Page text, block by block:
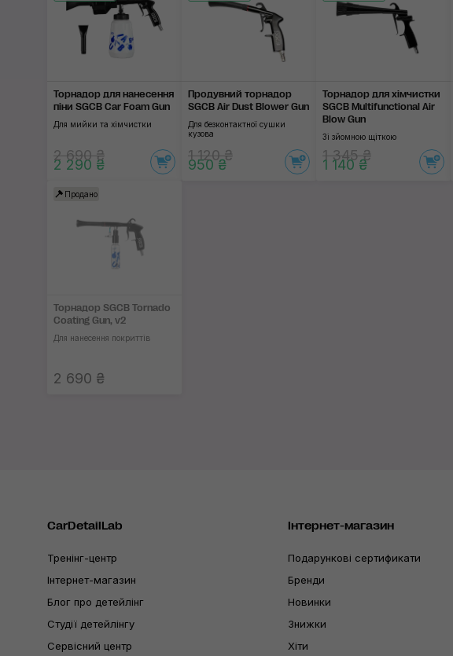
Торнадор для нане­сення
піни SGCB Car Foam Gun
Для мийки та хімчистки
2 690 ₴
2 290 ₴
Продувний торнадор
SGCB Air Dust Blower Gun
Для безконтактної сушки
кузова
1 120 ₴
950 ₴
Торнадор для хімчистки
SGCB Multifunctional Air
Blow Gun
Зі зйомною щіткою
1 345 ₴
1 140 ₴
Продано
Торнадор SGCB Tornado
Coating Gun, v2
Для нанесення покриттів
2 690 ₴
CarDetailLab
Тренінг-центр
Інтернет-магазин
Блог про детейлінг
Студії детейлінгу
Сервісний центр
Інтернет-магазин
Подарункові сертификати
Бренди
Новинки
Знижки
Хіти